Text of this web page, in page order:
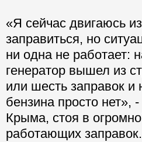
«Я сейчас двигаюсь
заправиться, но
ни одна не работает:
генератор вышел из
или шесть заправок и
бензина просто нет»,
Крыма, стоя в
работающих заправок.